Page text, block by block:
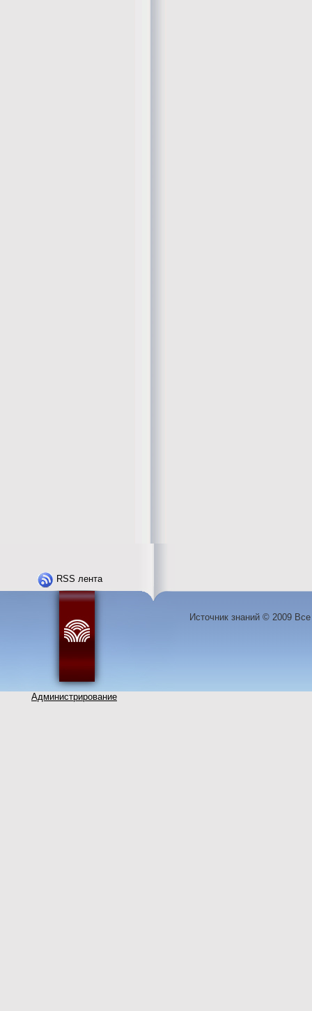
RSS лента
Администрирование
Источник знаний © 2009